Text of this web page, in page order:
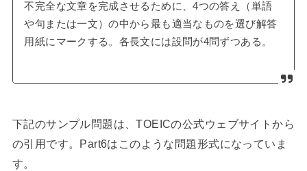
不完全な文章を完成させるために、4つの答え（単語
や句または一文）の中から最も適当なものを選び解答
用紙にマークする。各長文には設問が4問ずつある。
下記のサンプル問題は、TOEICの公式ウェブサイトから
の引用です。Part6はこのような問題形式になっていま
す。